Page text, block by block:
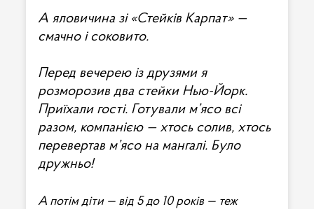
А яловичина зі «‎Стейків Карпат»‎ —
смачно і соковито.
Перед вечерею із друзями я
розморозив два стейки Нью-Йорк.
Приїхали гості. Готували м’ясо всі
разом, компанією — хтось солив, хтось
перевертав м’ясо на мангалі. Було
дружньо!
А потім діти — від 5 до 10 років — теж